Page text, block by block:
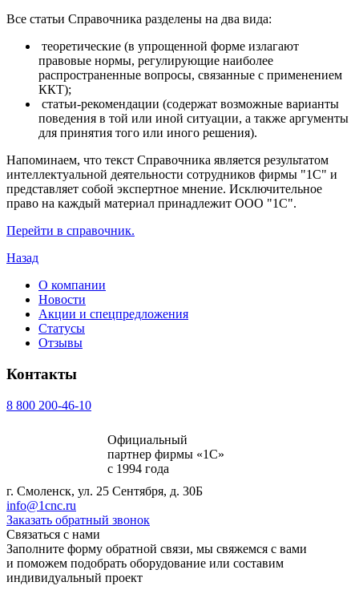
Все статьи Справочника разделены на два вида:
теоретические (в упрощенной форме излагают
правовые нормы, регулирующие наиболее
распространенные вопросы, связанные с применением
ККТ);
статьи-рекомендации (содержат возможные варианты
поведения в той или иной ситуации, а также аргументы
для принятия того или иного решения).
Напоминаем, что текст Справочника является результатом
интеллектуальной деятельности сотрудников фирмы "1С" и
представляет собой экспертное мнение. Исключительное
право на каждый материал принадлежит ООО "1С".
Перейти в справочник.
Назад
О компании
Новости
Акции и спецпредложения
Статусы
Отзывы
Контакты
8 800 200-46-10
Официальный
партнер фирмы «1С»
с 1994 года
г. Смоленск, ул. 25 Сентября, д. 30Б
info@1cnc.ru
Заказать обратный звонок
Связаться с нами
Заполните форму обратной связи, мы свяжемся с вами
и поможем подобрать оборудование или составим
индивидуальный проект